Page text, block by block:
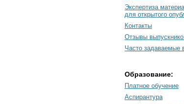
Экспертиза
для открытого
Контакты
Отзывы
Часто задаваемые
Образование:
Платное обучение
Аспирантура